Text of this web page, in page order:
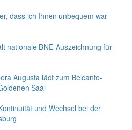
dass ich Ihnen unbequem war
nationale BNE-Auszeichnung für
Augusta lädt zum Belcanto-
Saal
und Wechsel bei der